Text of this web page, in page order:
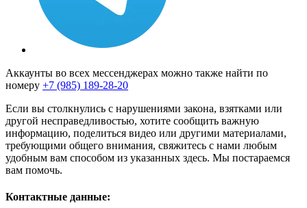
Аккаунты во всех мессенджерах можно также найти по
номеру +7 (985) 189-28-20
Если вы столкнулись с нарушениями закона, взятками или
другой несправедливостью, хотите сообщить важную
информацию, поделиться видео или другими материалами,
требующими общего внимания, свяжитесь с нами любым
удобным вам способом из указанных здесь. Мы постараемся
вам помочь.
Контактные данные: